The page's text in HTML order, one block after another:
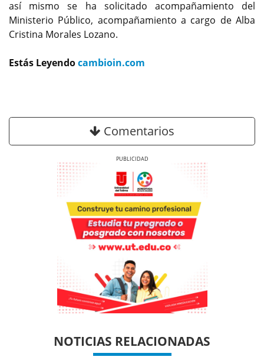
así mismo se ha solicitado acompañamiento del
Ministerio Público, acompañamiento a cargo de Alba
Cristina Morales Lozano.
Estás Leyendocambioin.com
Comentarios
NOTICIAS RELACIONADAS